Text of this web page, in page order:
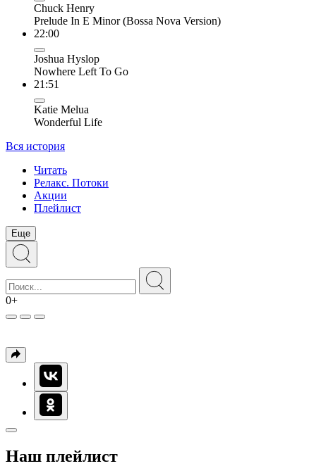
Chuck Henry
Prelude In E Minor (Bossa Nova Version)
22:00
Joshua Hyslop
Nowhere Left To Go
21:51
Katie Melua
Wonderful Life
Вся история
Читать
Релакс. Потоки
Акции
Плейлист
Еще
0+
Наш плейлист